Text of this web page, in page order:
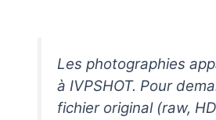
Les photographies
à IVPSHOT. Pour
fichier original (raw,